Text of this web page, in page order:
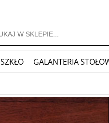
SZKŁO GALANTERIA